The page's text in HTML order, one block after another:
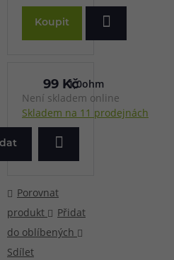
Koupit
1,0ohm
Není skladem online
Skladem na 11 prodejnách
99 Kč
Porovnat
produkt
Přidat
do oblíbených
Sdílet